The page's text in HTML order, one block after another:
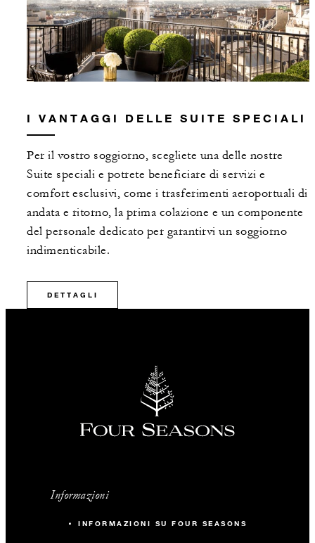
I VANTAGGI DELLE SUITE SPECIALI
Per il vostro soggiorno, scegliete una delle nostre
Suite speciali e potrete beneficiare di servizi e
comfort esclusivi, come i trasferimenti aeroportuali di
andata e ritorno, la prima colazione e un componente
del personale dedicato per garantirvi un soggiorno
indimenticabile.
DETTAGLI
Informazioni
INFORMAZIONI SU FOUR SEASONS